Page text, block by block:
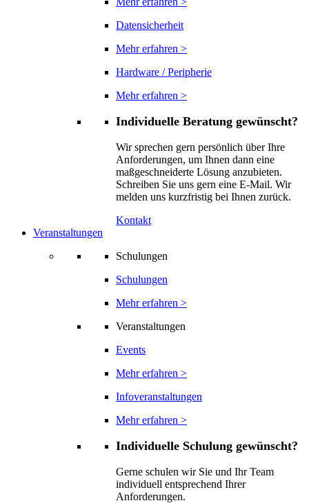
Datensicherheit
Mehr erfahren >
Hardware / Peripherie
Mehr erfahren >
Individuelle Beratung gewünscht?
Wir sprechen gern persönlich über Ihre
Anforderungen, um Ihnen dann eine
maßgeschneiderte Lösung anzubieten.
Schreiben Sie uns gern eine E-Mail. Wir
melden uns kurzfristig bei Ihnen zurück.
Kontakt
Veranstaltungen
Schulungen
Schulungen
Mehr erfahren >
Veranstaltungen
Events
Mehr erfahren >
Infoveranstaltungen
Mehr erfahren >
Individuelle Schulung gewünscht?
Gerne schulen wir Sie und Ihr Team
individuell entsprechend Ihrer
Anforderungen.